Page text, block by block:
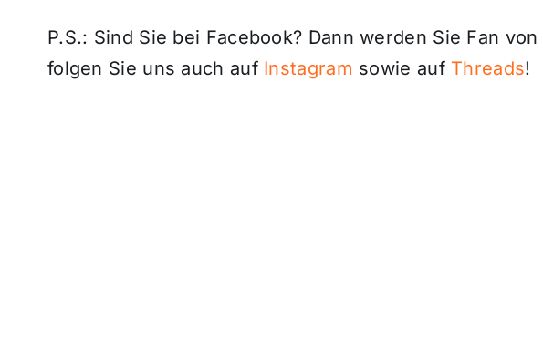
P.S.: Sind Sie bei Facebook? Dann werden Sie Fan von
folgen Sie uns auch auf Instagram sowie auf Threads!